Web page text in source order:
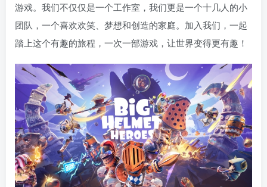
游戏。我们不仅仅是一个工作室，我们更是一个十几人的小
团队，一个喜欢欢笑、梦想和创造的家庭。加入我们，一起
踏上这个有趣的旅程，一次一部游戏，让世界变得更有趣！